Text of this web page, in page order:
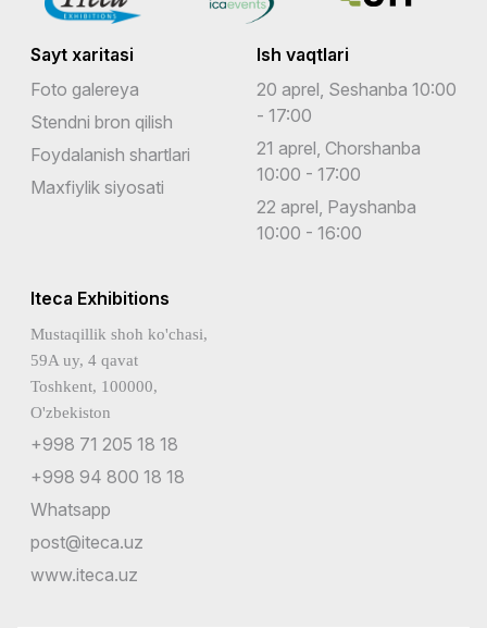
Sayt xaritasi
Foto galereya
Stendni bron qilish
Foydalanish shartlari
Maxfiylik siyosati
Ish vaqtlari
20 aprel, Seshanba 10:00
- 17:00
21 aprel, Chorshanba
10:00 - 17:00
22 aprel, Payshanba
10:00 - 16:00
Iteca Exhibitions
Mustaqillik shoh ko'chasi,
59A uy, 4 qavat
Toshkent, 100000,
O'zbekiston
+998 71 205 18 18
+998 94 800 18 18
Whatsapp
post@iteca.uz
www.iteca.uz